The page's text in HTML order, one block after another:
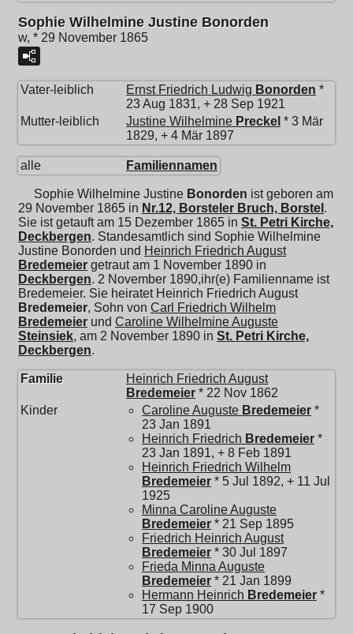
Sophie Wilhelmine Justine Bonorden
w, * 29 November 1865
Vater-leiblich Ernst Friedrich Ludwig Bonorden *
23 Aug 1831, + 28 Sep 1921
Mutter-leiblich
Justine Wilhelmine Preckel * 3 Mär
1829, + 4 Mär 1897
alle Familiennamen
Sophie Wilhelmine Justine Bonorden ist geboren am
29 November 1865 in Nr.12, Borsteler Bruch, Borstel .
Sie ist getauft am 15 Dezember 1865 in St. Petri Kirche,
Deckbergen. Standesamtlich sind Sophie Wilhelmine
Justine Bonorden und Heinrich Friedrich August
Bredemeier getraut am 1 November 1890 in
Deckbergen. 2 November 1890,ihr(e) Familienname ist
Bredemeier. Sie heiratet Heinrich Friedrich August
Bredemeier, Sohn von Carl Friedrich Wilhelm
Bredemeier und Caroline Wilhelmine Auguste
Steinsiek, am 2 November 1890 in St. Petri Kirche,
Deckbergen.
Familie
Heinrich Friedrich August
Bredemeier * 22 Nov 1862
Kinder
Caroline Auguste Bredemeier *
23 Jan 1891
Heinrich Friedrich Bredemeier *
23 Jan 1891, + 8 Feb 1891
Heinrich Friedrich Wilhelm
Bredemeier * 5 Jul 1892, + 11 Jul
1925
Minna Caroline Auguste
Bredemeier * 21 Sep 1895
Friedrich Heinrich August
Bredemeier * 30 Jul 1897
Frieda Minna Auguste
Bredemeier * 21 Jan 1899
Hermann Heinrich Bredemeier *
17 Sep 1900